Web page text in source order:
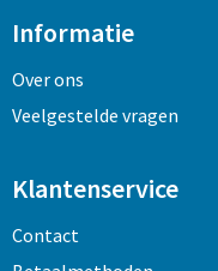
Informatie
Over ons
Veelgestelde vragen
Klantenservice
Contact